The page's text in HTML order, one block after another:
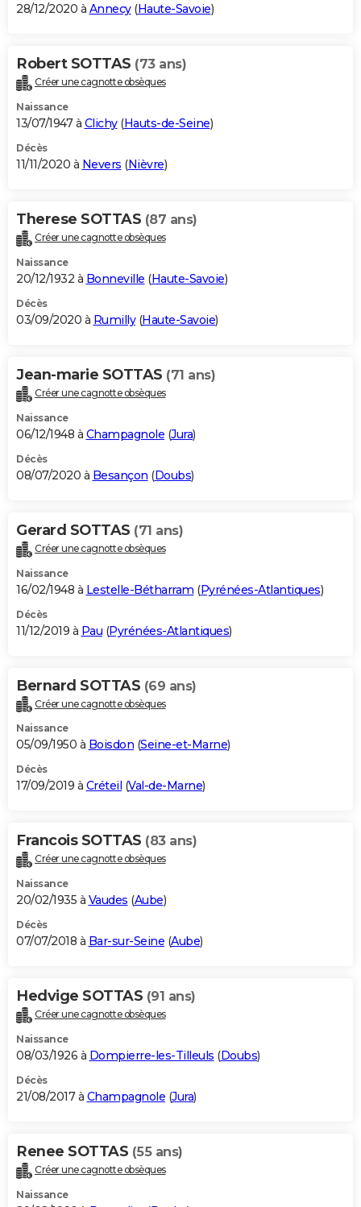
28/12/2020 à Annecy(Haute-Savoie)
Robert SOTTAS (73 ans)
Créer une cagnotte obsèques
Naissance
13/07/1947 à Clichy(Hauts-de-Seine)
Décès
11/11/2020 à Nevers (Nièvre)
Therese SOTTAS (87 ans)
Créer une cagnotte obsèques
Naissance
20/12/1932 à Bonneville (Haute-Savoie)
Décès
03/09/2020 à Rumilly(Haute-Savoie)
Jean-marie SOTTAS (71 ans)
Créer une cagnotte obsèques
Naissance
06/12/1948 à Champagnole (Jura)
Décès
08/07/2020 à Besançon (Doubs)
Gerard SOTTAS (71 ans)
Créer une cagnotte obsèques
Naissance
16/02/1948 à Lestelle-Bétharram (Pyrénées-Atlantiques)
Décès
11/12/2019 à Pau (Pyrénées-Atlantiques)
Bernard SOTTAS (69 ans)
Créer une cagnotte obsèques
Naissance
05/09/1950 à Boisdon (Seine-et-Marne)
Décès
17/09/2019 à Créteil (Val-de-Marne)
Francois SOTTAS (83 ans)
Créer une cagnotte obsèques
Naissance
20/02/1935 à Vaudes (Aube)
Décès
07/07/2018 à Bar-sur-Seine (Aube)
Hedvige SOTTAS (91 ans)
Créer une cagnotte obsèques
Naissance
08/03/1926 à Dompierre-les-Tilleuls (Doubs)
Décès
21/08/2017 à Champagnole (Jura)
Renee SOTTAS (55 ans)
Créer une cagnotte obsèques
Naissance